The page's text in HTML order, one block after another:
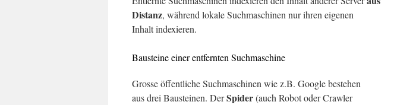
Distanz, während lokale Suchmaschinen nur ihren eigenen
Inhalt indexieren.
Bausteine einer entfernten Suchmaschine
Grosse öffentliche Suchmaschinen wie z.B. Google bestehen
aus drei Bausteinen. DerSpider(auch Robot oder Crawler